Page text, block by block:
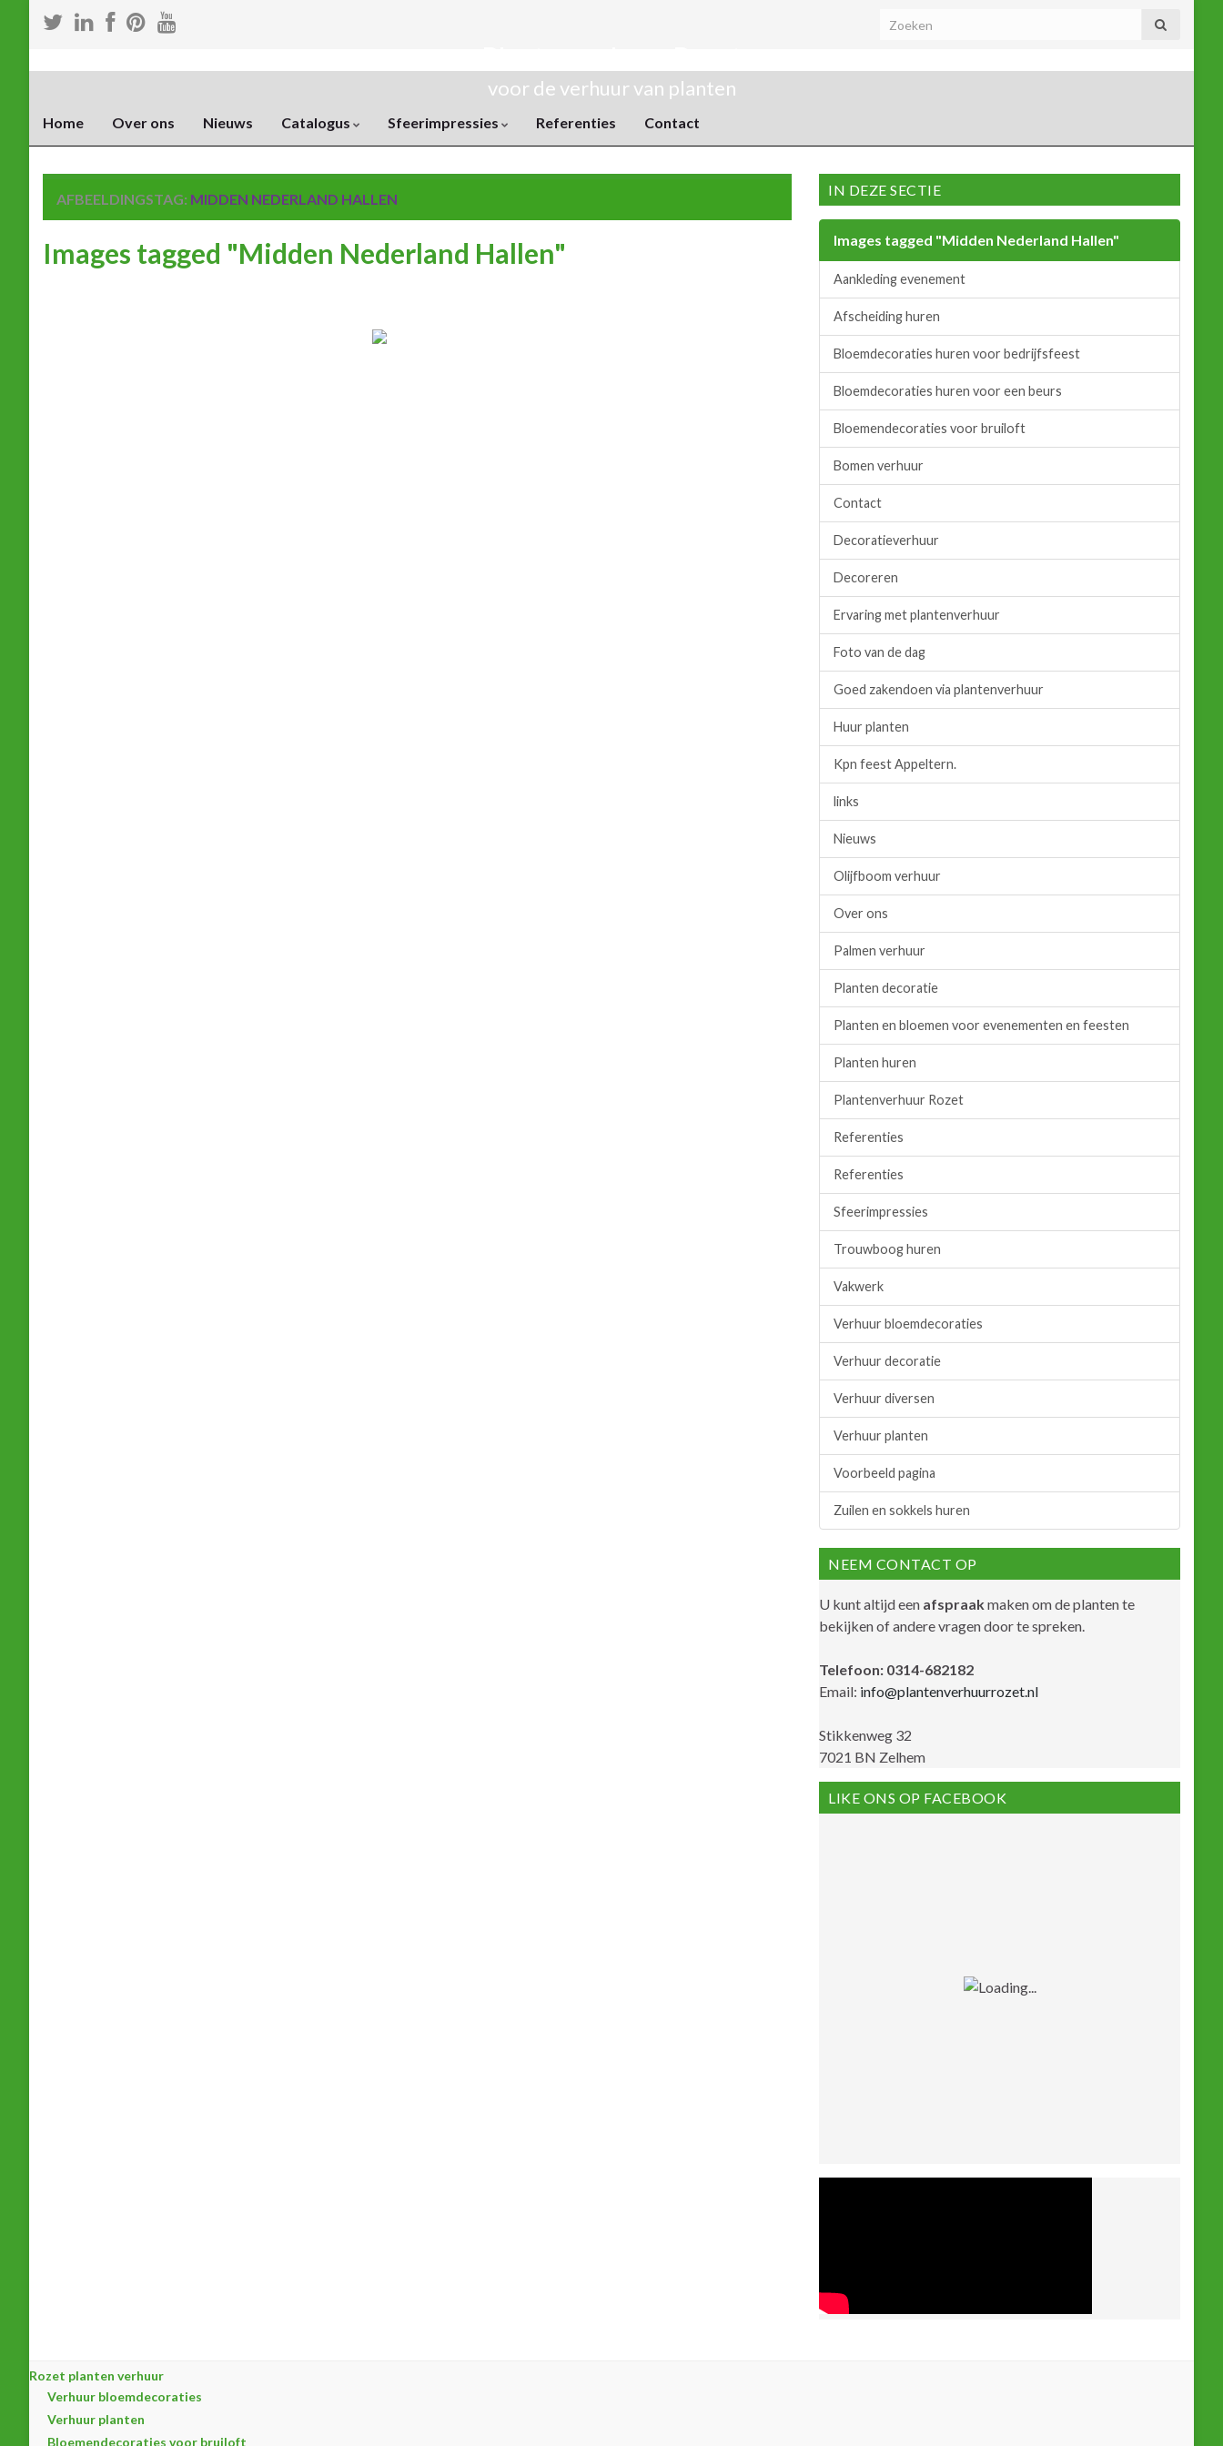
voor de verhuur van planten
Home Over ons Nieuws Catalogus Sfeerimpressies Referenties Contact
AFBEELDINGSTAG: MIDDEN NEDERLAND HALLEN
Images tagged "Midden Nederland Hallen"
IN DEZE SECTIE
Images tagged "Midden Nederland Hallen"
Aankleding evenement
Afscheiding huren
Bloemdecoraties huren voor bedrijfsfeest
Bloemdecoraties huren voor een beurs
Bloemendecoraties voor bruiloft
Bomen verhuur
Contact
Decoratieverhuur
Decoreren
Ervaring met plantenverhuur
Foto van de dag
Goed zakendoen via plantenverhuur
Huur planten
Kpn feest Appeltern.
links
Nieuws
Olijfboom verhuur
Over ons
Palmen verhuur
Planten decoratie
Planten en bloemen voor evenementen en feesten
Planten huren
Plantenverhuur Rozet
Referenties
Referenties
Sfeerimpressies
Trouwboog huren
Vakwerk
Verhuur bloemdecoraties
Verhuur decoratie
Verhuur diversen
Verhuur planten
Voorbeeld pagina
Zuilen en sokkels huren
NEEM CONTACT OP
U kunt altijd een afspraakmaken om de planten te
bekijken of andere vragen door te spreken.
Telefoon: 0314-682182
Email: info@plantenverhuurrozet.nl
Stikkenweg 32
7021 BN Zelhem
LIKE ONS OP FACEBOOK
Rozet planten verhuur
Verhuur bloemdecoraties
Verhuur planten
Bloemendecoraties voor bruiloft